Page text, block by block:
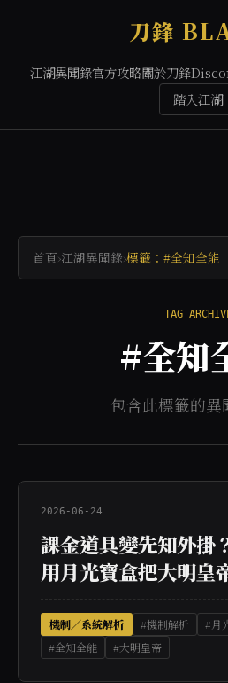
刀鋒
江湖異聞錄官方攻略關於刀鋒
踏入江湖
首頁›江湖異聞錄›標籤：#全知全能
TAG
#全知
包含此標籤的異
2026-06-24
課金道具變先知外掛
用月光寶盒把大明皇
機制／系統解析 #機制解析 #月
#全知全能
#大明皇帝